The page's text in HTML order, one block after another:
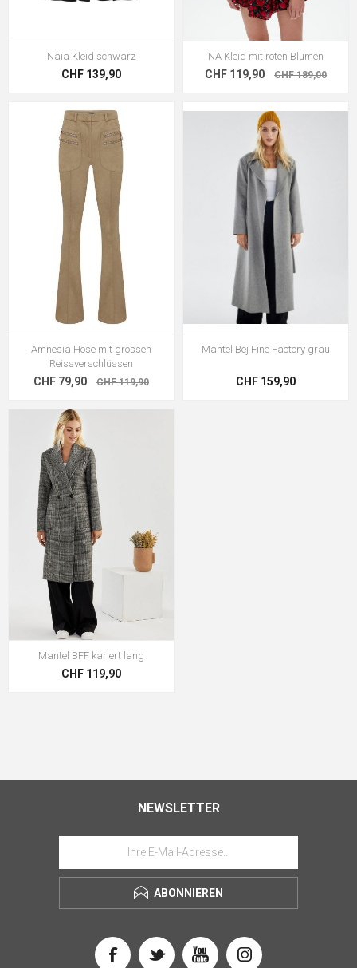
Naia Kleid schwarz
CHF 139,90
NA Kleid mit roten Blumen
CHF 119,90 CHF 189,00
Amnesia Hose mit grossen
Reissverschlüssen
CHF 79,90 CHF 119,90
Mantel Bej Fine Factory grau
CHF 159,90
Mantel BFF kariert lang
CHF 119,90
NEWSLETTER
ABONNIEREN